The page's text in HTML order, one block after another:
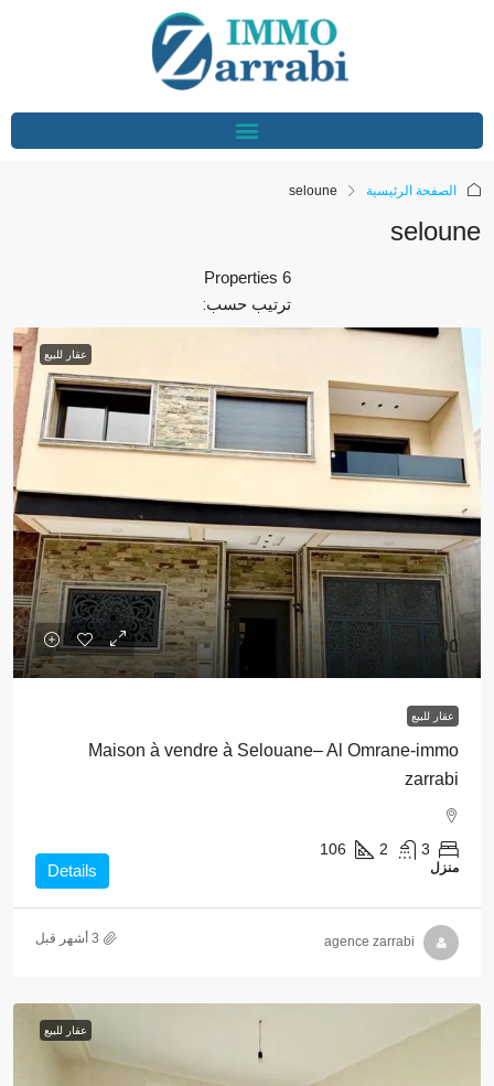
الصفحة الرئيسية seloune
seloune
6 Properties
ترتيب حسب:
عقار للبيع
1,640,000 Dh
عقار للبيع
Maison à vendre à Selouane– Al Omrane-immo
zarrabi
3
2
106
منزل Details
agence zarrabi
عقار للبيع